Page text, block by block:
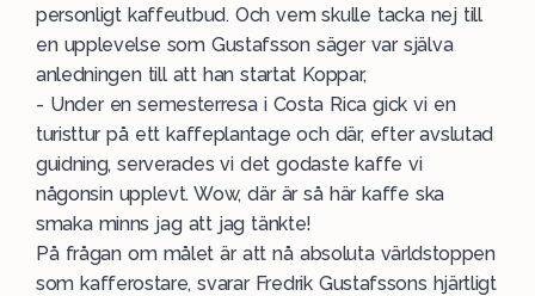
personligt kaffeutbud. Och vem skulle tacka nej till
en upplevelse som Gustafsson säger var själva
anledningen till att han startat Koppar,
- Under en semesterresa i Costa Rica gick vi en
turisttur på ett kaffeplantage och där, efter avslutad
guidning, serverades vi det godaste kaffe vi
någonsin upplevt. Wow, där är så här kaffe ska
smaka minns jag att jag tänkte!
På frågan om målet är att nå absoluta världstoppen
som kafferostare, svarar Fredrik Gustafssons hjärtligt